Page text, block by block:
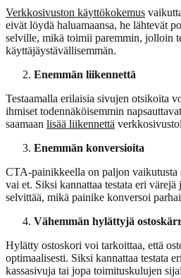
Verkkosivuston käyttökokemus
eivät löydä haluamaansa, he lähtevät
selville, mikä toimii paremmin, jolloin
käyttäjäystävällisemmän.
Enemmän liikennettä
Testaamalla erilaisia sivujen otsikoita
ihmiset todennäköisemmin
saamaan lisää liikennettä
Enemmän konversioita
CTA-painikkeella on paljon vaikutusta
vai et. Siksi kannattaa testata eri värejä
selvittää, mikä painike konversoi
Vähemmän hylättyjä
Hylätty ostoskori voi tarkoittaa, että
optimaalisesti. Siksi kannattaa testata
kassasivuja tai jopa toimituskulujen